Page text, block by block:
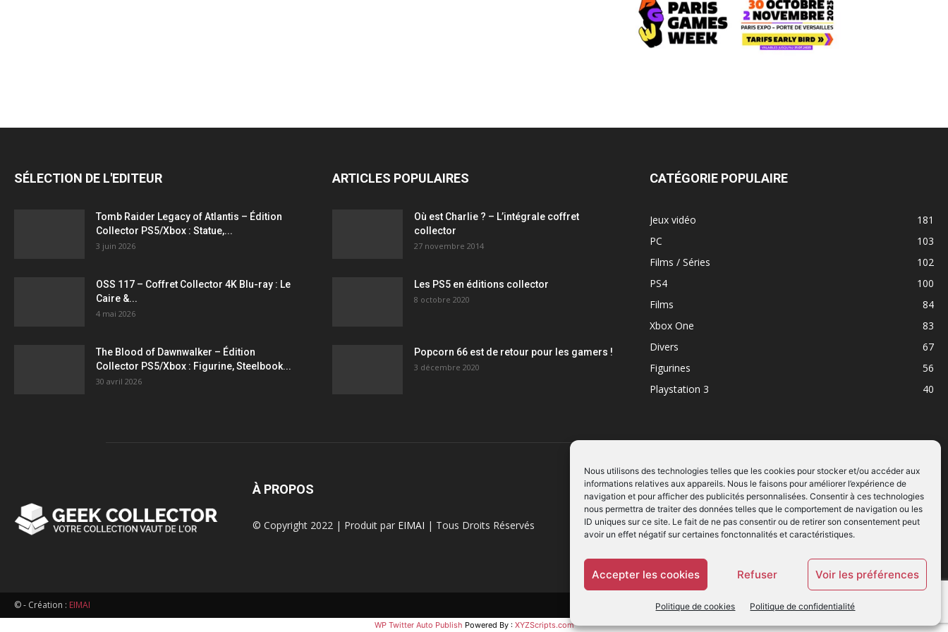
Nous utilisons des technologies telles que les cookies pour stocker et/ou accéder aux
informations relatives aux appareils. Nous le faisons pour améliorer l’expérience de
navigation et pour afficher des publicités personnalisées. Consentir à ces technologies
nous permettra de traiter des données telles que le comportement de navigation ou les
ID uniques sur ce site. Le fait de ne pas consentir ou de retirer son consentement peut
avoir un effet négatif sur certaines fonctonnalités et caractéristiques.
Accepter les cookies Refuser Voir les préférences
Politique de cookies Politique de confidentialité
statuettes
SÉLECTION DE L'EDITEUR
Tomb Raider Legacy of Atlantis – Édition
Collector PS5/Xbox : Statue,...
3 juin 2026
OSS 117 – Coffret Collector 4K Blu-ray : Le
Caire &...
4 mai 2026
The Blood of Dawnwalker – Édition
Collector PS5/Xbox : Figurine, Steelbook...
30 avril 2026
ARTICLES POPULAIRES
Où est Charlie ? – L’intégrale coffret
collector
27 novembre 2014
Les PS5 en éditions collector
8 octobre 2020
Popcorn 66 est de retour pour les gamers !
3 décembre 2020
CATÉGORIE POPULAIRE
Jeux vidéo
181
PC
103
Films / Séries
102
PS4
100
Films
84
Xbox One
83
Divers
67
Figurines
56
Playstation 3
40
À PROPOS
© Copyright 2022 | Produit par EIMAI | Tous Droits Réservés
SUIVEZ NOUS
© - Création : EIMAI
WP Twitter Auto Publish Powered By : XYZScripts.com